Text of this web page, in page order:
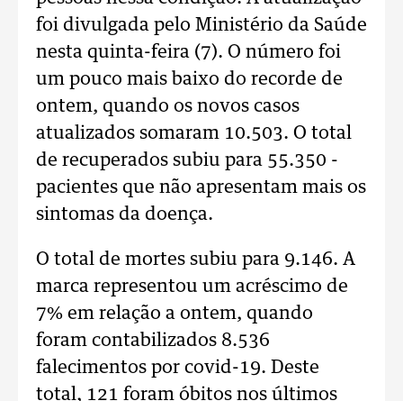
foi divulgada pelo Ministério da Saúde
nesta quinta-feira (7). O número foi
um pouco mais baixo do recorde de
ontem, quando os novos casos
atualizados somaram 10.503. O total
de recuperados subiu para 55.350 -
pacientes que não apresentam mais os
sintomas da doença.
O total de mortes subiu para 9.146. A
marca representou um acréscimo de
7% em relação a ontem, quando
foram contabilizados 8.536
falecimentos por covid-19. Deste
total, 121 foram óbitos nos últimos